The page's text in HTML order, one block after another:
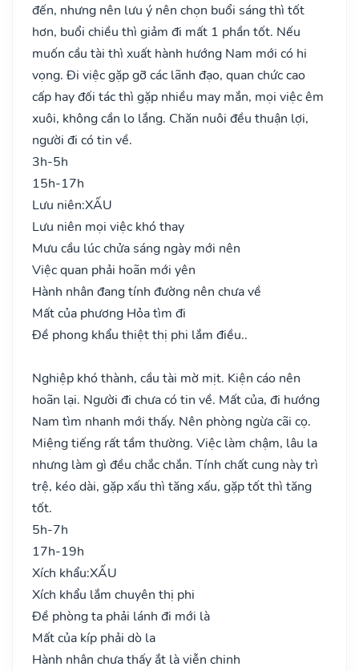
đến, nhưng nên lưu ý nên chọn buổi sáng thì tốt
hơn, buổi chiều thì giảm đi mất 1 phần tốt. Nếu
muốn cầu tài thì xuất hành hướng Nam mới có hi
vọng. Đi việc gặp gỡ các lãnh đạo, quan chức cao
cấp hay đối tác thì gặp nhiều may mắn, mọi việc êm
xuôi, không cần lo lắng. Chăn nuôi đều thuận lợi,
người đi có tin về.
3h-5h
15h-17h
Lưu niên:XẤU
Lưu niên mọi việc khó thay
Mưu cầu lúc chửa sáng ngày mới nên
Việc quan phải hoãn mới yên
Hành nhân đang tính đường nên chưa về
Mất của phương Hỏa tìm đi
Đề phong khẩu thiệt thị phi lắm điều..
Nghiệp khó thành, cầu tài mờ mịt. Kiện cáo nên
hoãn lại. Người đi chưa có tin về. Mất của, đi hướng
Nam tìm nhanh mới thấy. Nên phòng ngừa cãi cọ.
Miệng tiếng rất tầm thường. Việc làm chậm, lâu la
nhưng làm gì đều chắc chắn. Tính chất cung này trì
trệ, kéo dài, gặp xấu thì tăng xấu, gặp tốt thì tăng
tốt.
5h-7h
17h-19h
Xích khẩu:XẤU
Xích khẩu lắm chuyên thị phi
Đề phòng ta phải lánh đi mới là
Mất của kíp phải dò la
Hành nhân chưa thấy ắt là viễn chinh